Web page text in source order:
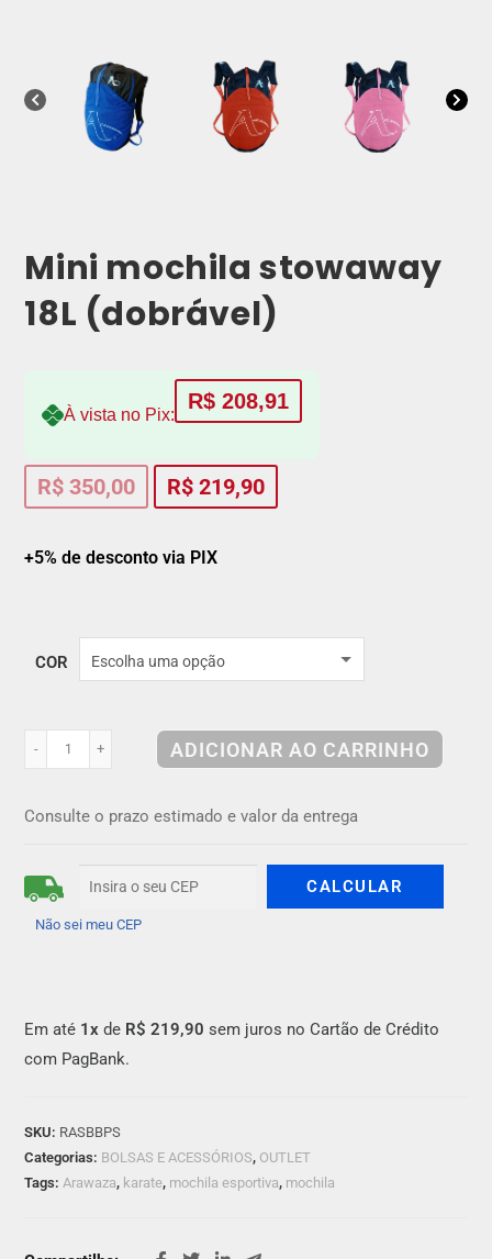
Mini mochila stowaway
18L (dobrável)
À vista no Pix:
R$ 208,91
R$ 350,00 R$ 219,90
+5% de desconto via PIX
COR Escolha uma opção
- + ADICIONAR AO CARRINHO
Consulte o prazo estimado e valor da entrega
Não sei meu CEP
Em até 1x de R$ 219,90 sem juros no Cartão de Crédito
com PagBank.
SKU: RASBBPS
Categorias: BOLSAS E ACESSÓRIOS, OUTLET
Tags:Arawaza, karate, mochila esportiva, mochila